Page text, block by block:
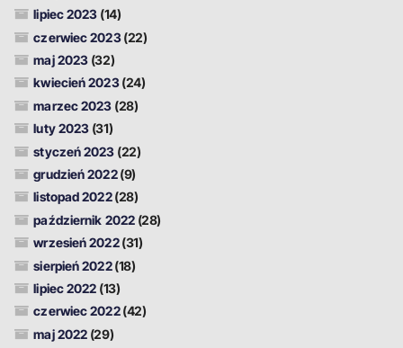
lipiec 2023 (14)
czerwiec 2023(22)
maj 2023 (32)
kwiecień 2023(24)
marzec 2023 (28)
luty 2023 (31)
styczeń 2023 (22)
grudzień 2022(9)
listopad 2022(28)
październik 2022(28)
wrzesień 2022(31)
sierpień 2022(18)
lipiec 2022 (13)
czerwiec 2022(42)
maj 2022 (29)